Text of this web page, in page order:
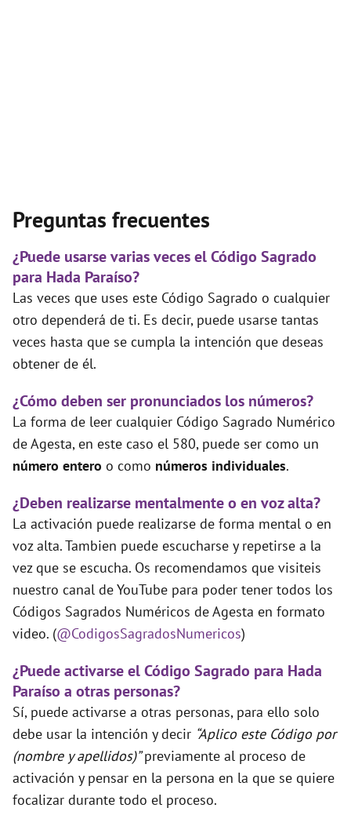
Preguntas frecuentes
¿Puede usarse varias veces el Código Sagrado
para Hada Paraíso?
Las veces que uses este Código Sagrado o cualquier
otro dependerá de ti. Es decir, puede usarse tantas
veces hasta que se cumpla la intención que deseas
obtener de él.
¿Cómo deben ser pronunciados los números?
La forma de leer cualquier Código Sagrado Numérico
de Agesta, en este caso el 580, puede ser como un
número entero o como números individuales.
¿Deben realizarse mentalmente o en voz alta?
La activación puede realizarse de forma mental o en
voz alta. Tambien puede escucharse y repetirse a la
vez que se escucha. Os recomendamos que visiteis
nuestro canal de YouTube para poder tener todos los
Códigos Sagrados Numéricos de Agesta en formato
video. (@CodigosSagradosNumericos)
¿Puede activarse el Código Sagrado para Hada
Paraíso a otras personas?
Sí, puede activarse a otras personas, para ello solo
debe usar la intención y decir “Aplico este Código por
(nombre y apellidos)”previamente al proceso de
activación y pensar en la persona en la que se quiere
focalizar durante todo el proceso.